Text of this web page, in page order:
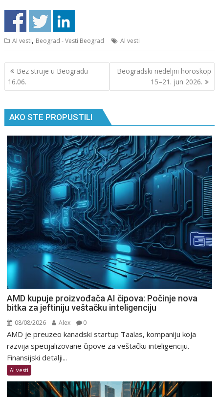
AI vesti, Beograd - Vesti Beograd AI vesti
Кретање
чланка
Bez struje u Beogradu
16.06.
Beogradski nedeljni horoskop
15–21. jun 2026.
AKO STE PROPUSTILI
AMD kupuje proizvođača AI čipova: Počinje nova
bitka za jeftiniju veštačku inteligenciju
08/08/2026 Alex 0
AMD je preuzeo kanadski startup Taalas, kompaniju koja
razvija specijalizovane čipove za veštačku inteligenciju.
Finansijski detalji...
AI vesti